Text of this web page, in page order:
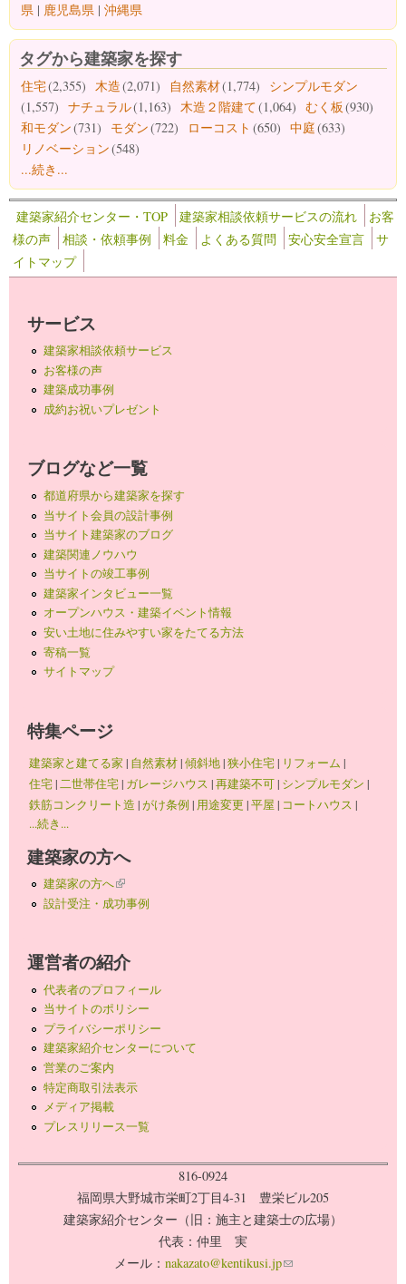
県 | 鹿児島県 | 沖縄県
タグから建築家を探す
住宅(2,355) 木造(2,071) 自然素材(1,774)
シンプルモダン
(1,557) ナチュラル(1,163) 木造２階建て(1,064) むく板 (930)
和モダン(731) モダン(722) ローコスト (650) 中庭(633)
リノベーション(548)
...続き...
建築家紹介センター・TOP 建築家相談依頼サービスの流れ
お客
様の声
相談・依頼事例 料金 よくある質問 安心安全宣言
サ
イトマップ
サービス
建築家相談依頼サービス
お客様の声
建築成功事例
成約お祝いプレゼント
ブログなど一覧
都道府県から建築家を探す
当サイト会員の設計事例
当サイト建築家のブログ
建築関連ノウハウ
当サイトの竣工事例
建築家インタビュー一覧
オープンハウス・建築イベント情報
安い土地に住みやすい家をたてる方法
寄稿一覧
サイトマップ
特集ページ
建築家と建てる家 | 自然素材|傾斜地|狭小住宅| リフォーム |
住宅| 二世帯住宅| ガレージハウス |再建築不可| シンプルモダン |
鉄筋コンクリート造 |がけ条例 | 用途変更 |平屋 | コートハウス |
...続き...
建築家の方へ
建築家の方へ(link is external)
設計受注・成功事例
運営者の紹介
代表者のプロフィール
当サイトのポリシー
プライバシーポリシー
建築家紹介センターについて
営業のご案内
特定商取引法表示
メディア掲載
プレスリリース一覧
816-0924
福岡県大野城市栄町2丁目4-31 豊栄ビル205
建築家紹介センター（旧：施主と建築士の広場）
代表：仲里 実
メール： nakazato@kentikusi.jp(link sends e-mail)